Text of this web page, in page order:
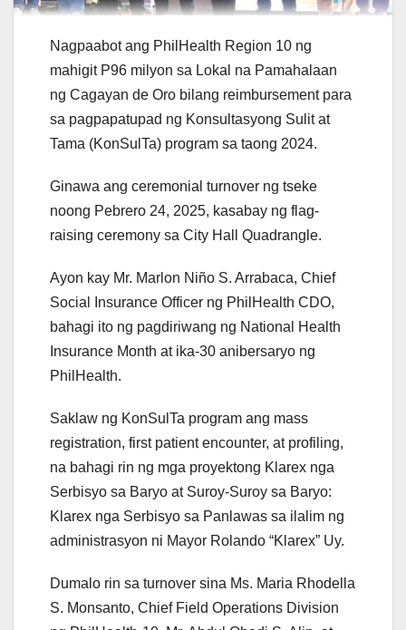
Nagpaabot ang PhilHealth Region 10 ng
mahigit P96 milyon sa Lokal na Pamahalaan
ng Cagayan de Oro bilang reimbursement para
sa pagpapatupad ng Konsultasyong Sulit at
Tama (KonSulTa) program sa taong 2024.
Ginawa ang ceremonial turnover ng tseke
noong Pebrero 24, 2025, kasabay ng flag-
raising ceremony sa City Hall Quadrangle.
Ayon kay Mr. Marlon Niño S. Arrabaca, Chief
Social Insurance Officer ng PhilHealth CDO,
bahagi ito ng pagdiriwang ng National Health
Insurance Month at ika-30 anibersaryo ng
PhilHealth.
Saklaw ng KonSulTa program ang mass
registration, first patient encounter, at profiling,
na bahagi rin ng mga proyektong Klarex nga
Serbisyo sa Baryo at Suroy-Suroy sa Baryo:
Klarex nga Serbisyo sa Panlawas sa ilalim ng
administrasyon ni Mayor Rolando “Klarex” Uy.
Dumalo rin sa turnover sina Ms. Maria Rhodella
S. Monsanto, Chief Field Operations Division